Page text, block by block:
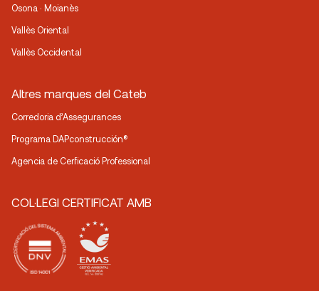
Osona · Moianès
Vallès Oriental
Vallès Occidental
Altres marques del Cateb
Corredoria d’Assegurances
Programa DAPconstrucción®
Agencia de Cerficació Professional
COL·LEGI CERTIFICAT AMB